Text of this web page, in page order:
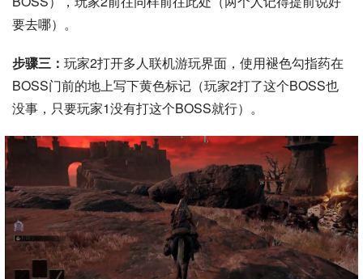
要去哪）。
步骤三： 玩家2打开多人联机游玩界面，使用褪色勾指药在
BOSS门前的地上写下黄色标记（玩家2打了这个BOSS也
没事，只要玩家1没有打这个BOSS就行）。